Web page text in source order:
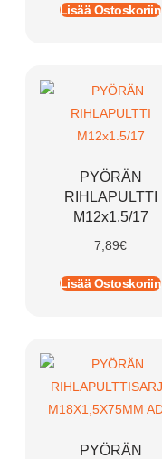
Lisää Ostoskoriin
PYÖRÄN
RIHLAPULTTI
M12x1.5/17
7,89€
Lisää Ostoskoriin
PYÖRÄN